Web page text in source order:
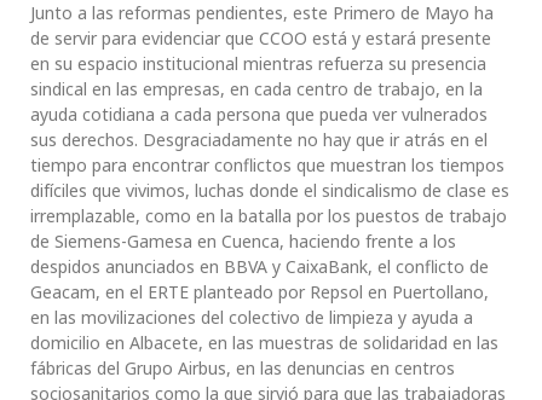
Junto a las reformas pendientes, este Primero de Mayo ha
de servir para evidenciar que CCOO está y estará presente
en su espacio institucional mientras refuerza su presencia
sindical en las empresas, en cada centro de trabajo, en la
ayuda cotidiana a cada persona que pueda ver vulnerados
sus derechos. Desgraciadamente no hay que ir atrás en el
tiempo para encontrar conflictos que muestran los tiempos
difíciles que vivimos, luchas donde el sindicalismo de clase es
irremplazable, como en la batalla por los puestos de trabajo
de Siemens-Gamesa en Cuenca, haciendo frente a los
despidos anunciados en BBVA y CaixaBank, el conflicto de
Geacam, en el ERTE planteado por Repsol en Puertollano,
en las movilizaciones del colectivo de limpieza y ayuda a
domicilio en Albacete, en las muestras de solidaridad en las
fábricas del Grupo Airbus, en las denuncias en centros
sociosanitarios como la que sirvió para que las trabajadoras